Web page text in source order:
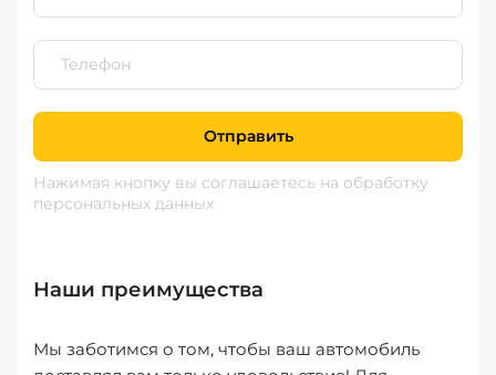
Отправить
Нажимая кнопку вы соглашаетесь на обработку
персональных данных
Наши преимущества
Мы заботимся о том, чтобы ваш автомобиль